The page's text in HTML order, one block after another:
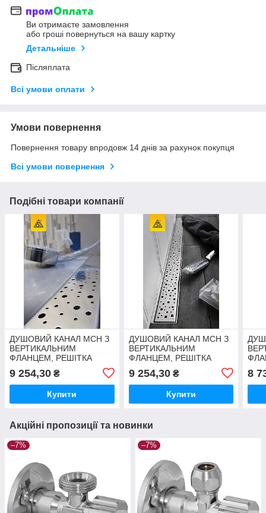
Ви отримаєте замовлення
або гроші повернуться на вашу картку
Детальніше
Післяплата
Всі умови оплати
Умови повернення
Повернення товару впродовж 14 днів за рахунок покупця
Всі умови повернення
Подібні товари компанії
ДУШОВИЙ КАНАЛ МСН З
ВЕРТИКАЛЬНИМ
ФЛАНЦЕМ, РЕШІТКА
КРАПЛІ, СУХИЙ СИФОН
DN40, H65 ММ, L850 ММ
9 254,30 ₴
Купити
ДУШОВИЙ КАНАЛ МСН З
ВЕРТИКАЛЬНИМ
ФЛАНЦЕМ, РЕШІТКА
КВАДРАТИ, СИФОН DN40,
H65 ММ, L850 ММ
9 254,30₴
Купити
8
Акційні пропозиції та новинки
–7% –7%